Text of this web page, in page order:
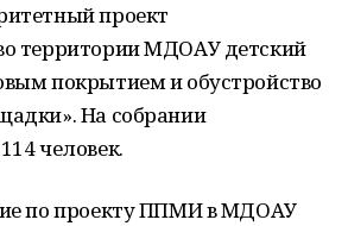
проект
территории МДОАУ детский
покрытием и обустройство
На собрании
человек.
по проекту ППМИ в МДОАУ